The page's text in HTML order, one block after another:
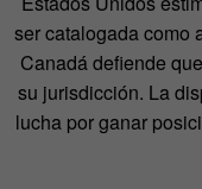
ser catalogada como
Canadá defiende
su jurisdicción. La
lucha por ganar